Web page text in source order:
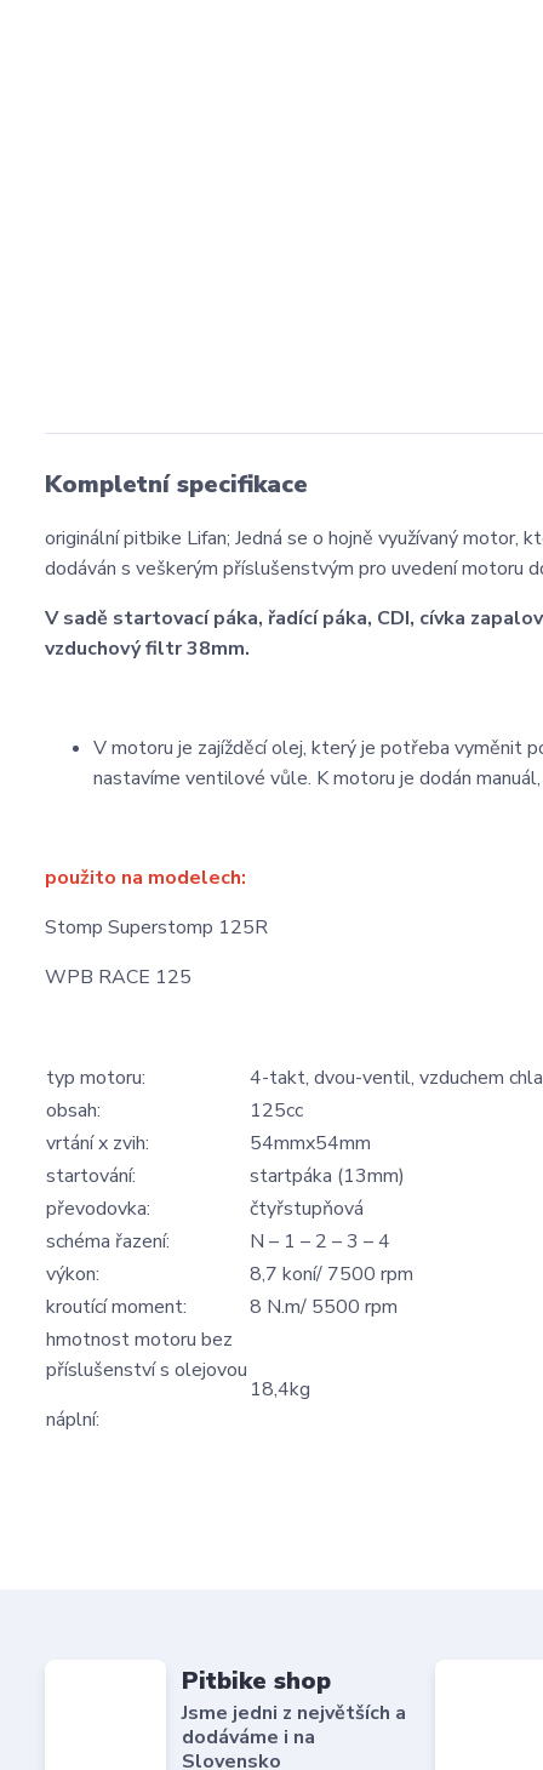
Kompletní specifikace
originální pitbike Lifan; Jedná se o hojně využívaný motor,
dodáván s veškerým příslušenstvým pro uvedení motoru
V sadě startovací páka, řadící páka, CDI, cívka
vzduchový filtr 38mm.
V motoru je zajížděcí olej, který je potřeba vyměnit
nastavíme ventilové vůle. K motoru je dodán
použito na modelech:
Stomp Superstomp 125R
WPB RACE 125
typ motoru:
4-takt, dvou-ventil, vzduchem
obsah:
125cc
vrtání x zvih:
54mmx54mm
startování:
startpáka (13mm)
převodovka:
čtyřstupňová
schéma řazení:
N – 1 – 2 – 3 – 4
výkon:
8,7 koní/ 7500 rpm
kroutící moment:
8 N.m/ 5500 rpm
hmotnost motoru bez
příslušenství s olejovou
náplní:
18,4kg
Pitbike shop
Jsme jedni z největších a
dodáváme i na
Slovensko